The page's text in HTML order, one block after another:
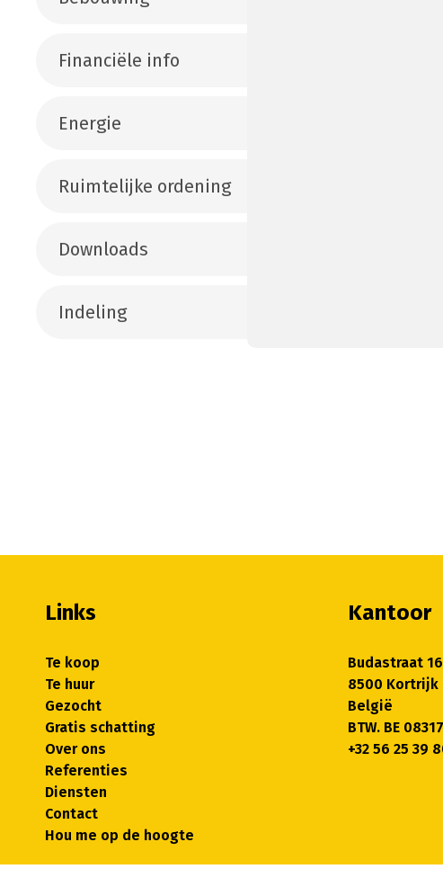
Financiële info
Energie
Ruimtelijke ordening
Downloads
Indeling
Links
Te koop
Te huur
Gezocht
Gratis schatting
Over ons
Referenties
Diensten
Contact
Hou me op de hoogte
Kantoor
Budastraat 16
8500 Kortrijk
België
BTW. BE
+32 56 25 39